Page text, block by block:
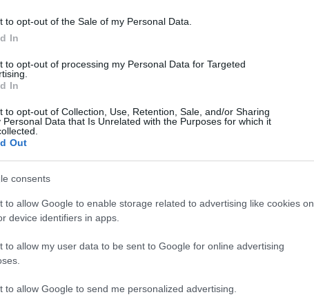
to opt-out of the Sale of my Personal Data.
In
to opt-out of processing my Personal Data for Targeted
In
to opt-out of Collection, Use, Retention, Sale, and/or Sharing
Personal Data that Is Unrelated with the Purposes for which it
Out
consents
to allow Google to enable storage related to advertising like cookies on
device identifiers in apps.
to allow my user data to be sent to Google for online advertising
to allow Google to send me personalized advertising.
sa-l sint pentru tine